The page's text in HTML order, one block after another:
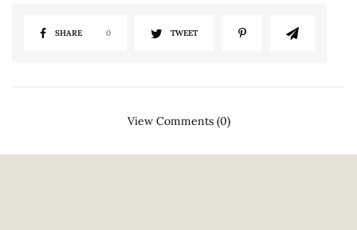
SHARE 0 TWEET
View Comments (0)